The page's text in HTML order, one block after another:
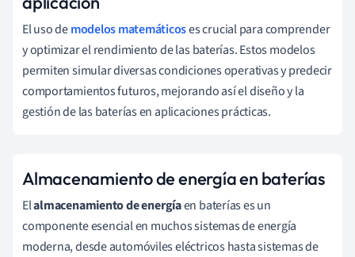
El uso demodelos matemáticoses crucial para comprender
y optimizar el rendimiento de las baterías. Estos modelos
permiten simular diversas condiciones operativas y predecir
comportamientos futuros, mejorando así el diseño y la
gestión de las baterías en aplicaciones prácticas.
Almacenamiento de energía en baterías
Elalmacenamiento de energíaen baterías es un
componente esencial en muchos sistemas de energía
moderna, desde automóviles eléctricos hasta sistemas de